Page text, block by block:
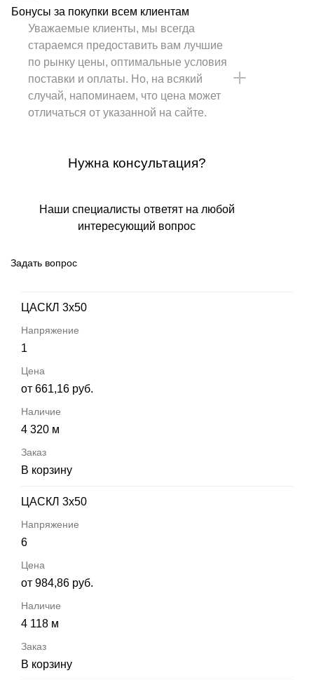
Бонусы за покупки всем клиентам
Уважаемые клиенты, мы всегда
стараемся предоставить вам лучшие
по рынку цены, оптимальные условия
поставки и оплаты. Но, на всякий
случай, напоминаем, что цена может
отличаться от указанной на сайте.
Нужна консультация?
Наши специалисты ответят на любой
интересующий вопрос
Задать вопрос
ЦАСКЛ 3х50
1
от 661,16 руб.
4 320 м
В корзину
ЦАСКЛ 3х50
6
от 984,86 руб.
4 118 м
В корзину